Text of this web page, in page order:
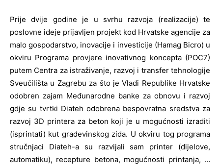
Prije dvije godine je u svrhu razvoja (realizacije) te
poslovne ideje prijavljen projekt kod Hrvatske agencije za
malo gospodarstvo, inovacije i investicije (Hamag Bicro) u
okviru Programa provjere inovativnog koncepta (POC7)
putem Centra za istraživanje, razvoj i transfer tehnologije
Sveučilišta u Zagrebu za što je Vladi Republike Hrvatske
odobren zajam Međunarodne banke za obnovu i razvoj
gdje su tvrtki Diateh odobrena bespovratna sredstva za
razvoj 3D printera za beton koji je u mogućnosti izraditi
(isprintati) kut građevinskog zida. U okviru tog programa
stručnjaci Diateh-a su razvijali sam printer (dijelove,
automatiku), recepture betona, mogućnosti printanja, …